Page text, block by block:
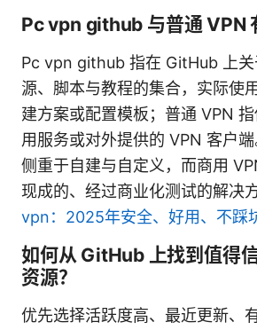
Pc vpn github 与普通 VPN
Pc vpn github 指在 GitHub 上关
源、脚本与教程的集合，实际使
建方案或配置模板；普通 VPN
用服务或对外提供的 VPN 客户
侧重于自建与自定义，而商用
现成的、经过商业化测试的解决
vpn：2025年安全、好用、不踩
如何从 GitHub 上找到值得
资源？
优先选择活跃度高、最近更新、